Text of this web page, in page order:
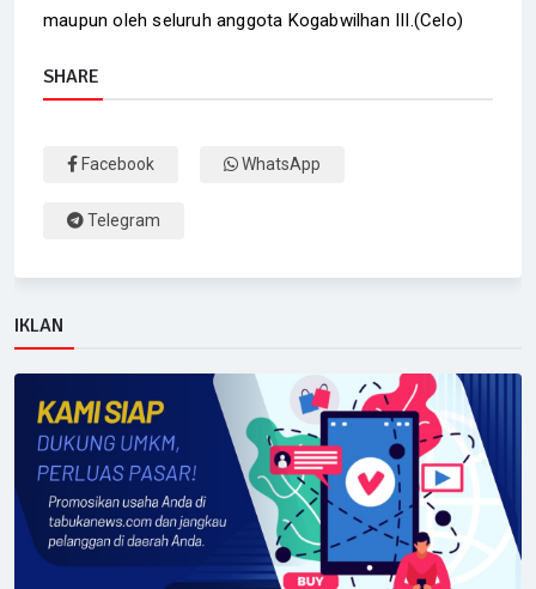
maupun oleh seluruh anggota Kogabwilhan III.(Celo)
SHARE
Facebook WhatsApp
Telegram
IKLAN